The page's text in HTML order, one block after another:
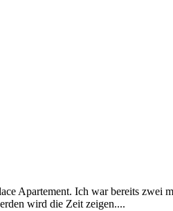
Apartement. Ich war bereits zwei
wird die Zeit zeigen....